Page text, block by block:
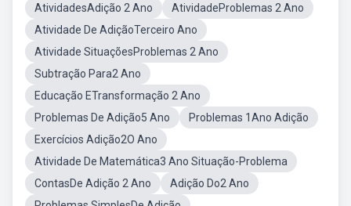
AtividadesAdição 2 Ano
AtividadeProblemas 2 Ano
Atividade De AdiçãoTerceiro Ano
Atividade SituaçõesProblemas 2 Ano
Subtração Para2 Ano
Educação ETransformação 2 Ano
Problemas De Adição5 Ano
Problemas 1Ano Adição
Exercícios Adição2O Ano
Atividade De Matemática3 Ano Situação-Problema
ContasDe Adição 2 Ano
Adição Do2 Ano